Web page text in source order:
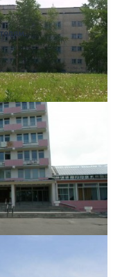
выбранные даты
выбранные даты